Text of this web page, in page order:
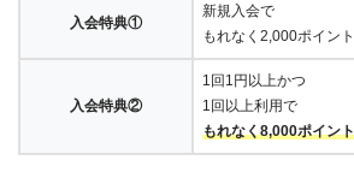
入会特典①
新規入会で
もれなく2,000ポイント
入会特典②
1回1円以上かつ
1回以上利用で
もれなく8,000ポイント